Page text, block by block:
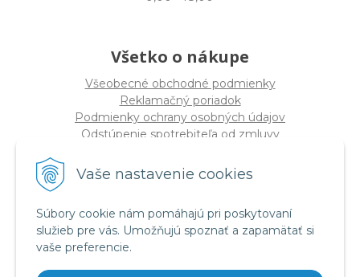
Vaše nastavenie cookies
Súbory cookie nám pomáhajú pri poskytovaní
služieb pre vás. Umožňujú spoznať a zapamätať si
vaše preferencie.
Všetko o nákupe
Všeobecné obchodné podmienky
Reklamačný poriadok
Podmienky ochrany osobných údajov
Odstúpenie spotrebiteľa od zmluvy
O spoločnosti
PRO-DIVE s.r.o
Dulovo námestie 12, 821 08 Bratislava
(Sídlo nie PREDAJŇA